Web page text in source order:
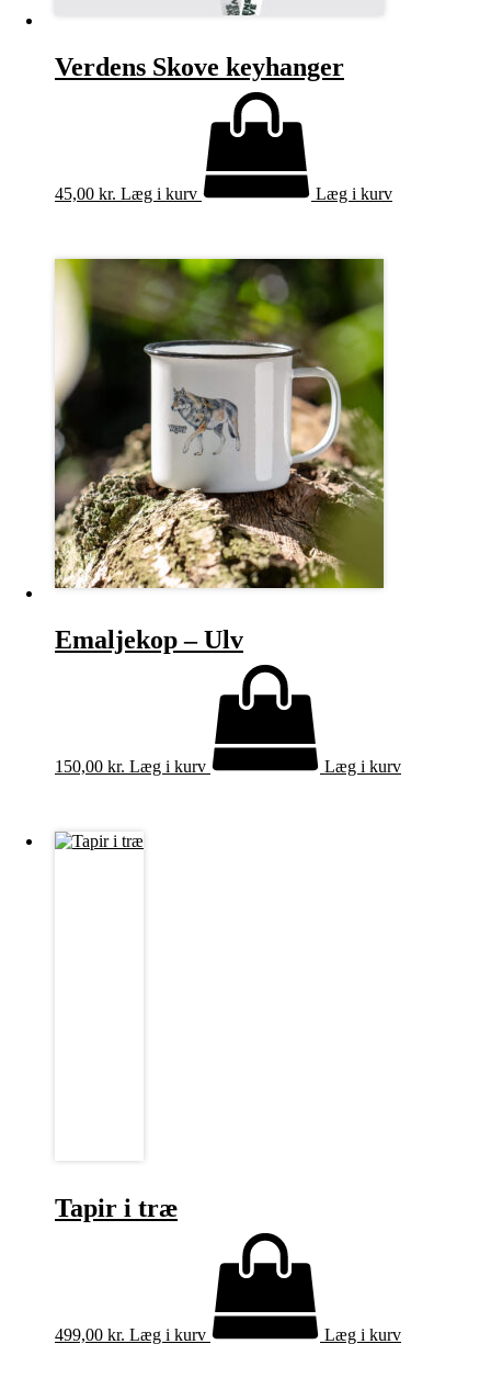
Verdens Skove keyhanger
45,00 kr. Læg i kurv Læg i kurv
Emaljekop – Ulv
150,00 kr. Læg i kurv Læg i kurv
Tapir i træ
499,00 kr. Læg i kurv Læg i kurv